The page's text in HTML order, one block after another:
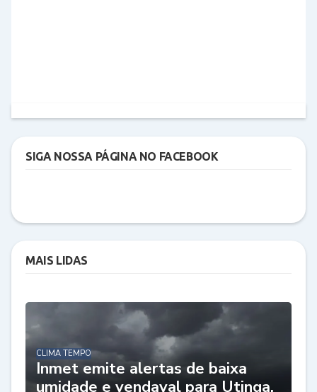
SIGA NOSSA PÁGINA NO FACEBOOK
MAIS LIDAS
CLIMA TEMPO
Inmet emite alertas de baixa
umidade e vendaval para Utinga,